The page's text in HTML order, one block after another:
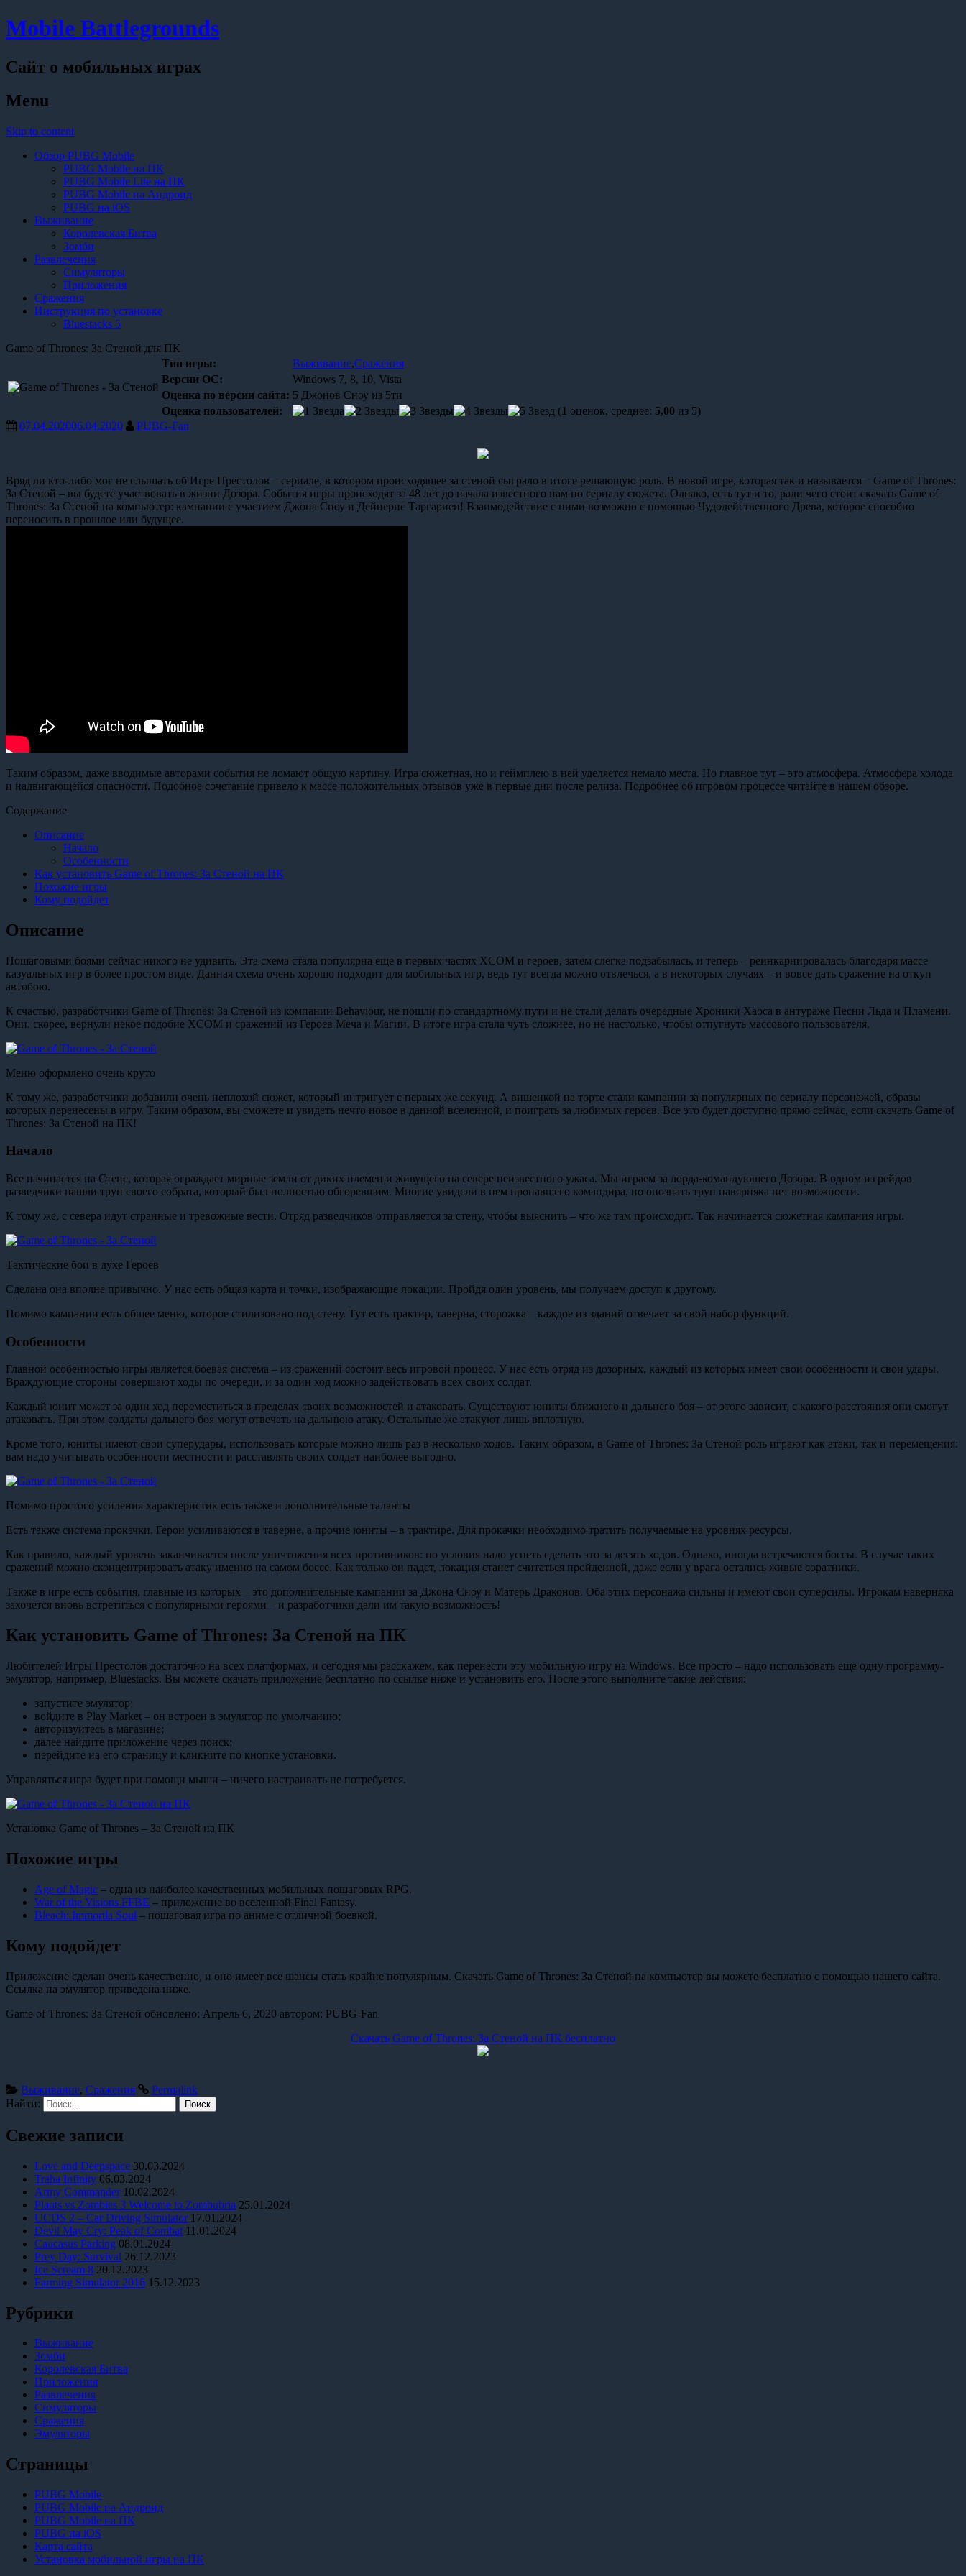
Mobile Battlegrounds
Сайт о мобильных играх
Menu
Skip to content
Обзор PUBG Mobile
PUBG Mobile на ПК
PUBG Mobile Lite на ПК
PUBG Mobile на Андроид
PUBG на iOS
Выживание
Королевская Битва
Зомби
Развлечения
Симуляторы
Приложения
Сражения
Инструкция по установке
Bluestacks 5
Game of Thrones: За Стеной для ПК
Тип игры:
Выживание,Сражения
Версии OC:
Windows 7, 8, 10, Vista
Оценка по версии сайта: 5 Джонов Сноу из 5ти
Оценка пользователей:
(1 оценок, среднее: 5,00 из 5)
07.04.202006.04.2020 PUBG-Fan
Вряд ли кто-либо мог не слышать об Игре Престолов – сериале, в котором происходящее за стеной сыграло в итоге решающую роль. В новой игре, которая так и называется – Game of Thrones:
За Стеной – вы будете участвовать в жизни Дозора. События игры происходят за 48 лет до начала известного нам по сериалу сюжета. Однако, есть тут и то, ради чего стоит скачать Game of
Thrones: За Стеной на компьютер: кампании с участием Джона Сноу и Дейнерис Таргариен! Взаимодействие с ними возможно с помощью Чудодейственного Древа, которое способно
переносить в прошлое или будущее.
Таким образом, даже вводимые авторами события не ломают общую картину. Игра сюжетная, но и геймплею в ней уделяется немало места. Но главное тут – это атмосфера. Атмосфера холода
и надвигающейся опасности. Подобное сочетание привело к массе положительных отзывов уже в первые дни после релиза. Подробнее об игровом процессе читайте в нашем обзоре.
Содержание
Описание
Начало
Особенности
Как установить Game of Thrones: За Стеной на ПК
Похожие игры
Кому подойдет
Описание
Пошаговыми боями сейчас никого не удивить. Эта схема стала популярна еще в первых частях XCOM и героев, затем слегка подзабылась, и теперь – реинкарнировалась благодаря массе
казуальных игр в более простом виде. Данная схема очень хорошо подходит для мобильных игр, ведь тут всегда можно отвлечься, а в некоторых случаях – и вовсе дать сражение на откуп
автобою.
К счастью, разработчики Game of Thrones: За Стеной из компании Behaviour, не пошли по стандартному пути и не стали делать очередные Хроники Хаоса в антураже Песни Льда и Пламени.
Они, скорее, вернули некое подобие XCOM и сражений из Героев Меча и Магии. В итоге игра стала чуть сложнее, но не настолько, чтобы отпугнуть массового пользователя.
Меню оформлено очень круто
К тому же, разработчики добавили очень неплохой сюжет, который интригует с первых же секунд. А вишенкой на торте стали кампании за популярных по сериалу персонажей, образы
которых перенесены в игру. Таким образом, вы сможете и увидеть нечто новое в данной вселенной, и поиграть за любимых героев. Все это будет доступно прямо сейчас, если скачать Game of
Thrones: За Стеной на ПК!
Начало
Все начинается на Стене, которая ограждает мирные земли от диких племен и живущего на севере неизвестного ужаса. Мы играем за лорда-командующего Дозора. В одном из рейдов
разведчики нашли труп своего собрата, который был полностью обгоревшим. Многие увидели в нем пропавшего командира, но опознать труп наверняка нет возможности.
К тому же, с севера идут странные и тревожные вести. Отряд разведчиков отправляется за стену, чтобы выяснить – что же там происходит. Так начинается сюжетная кампания игры.
Тактические бои в духе Героев
Сделана она вполне привычно. У нас есть общая карта и точки, изображающие локации. Пройдя один уровень, мы получаем доступ к другому.
Помимо кампании есть общее меню, которое стилизовано под стену. Тут есть трактир, таверна, сторожка – каждое из зданий отвечает за свой набор функций.
Особенности
Главной особенностью игры является боевая система – из сражений состоит весь игровой процесс. У нас есть отряд из дозорных, каждый из которых имеет свои особенности и свои удары.
Враждующие стороны совершают ходы по очереди, и за один ход можно задействовать всех своих солдат.
Каждый юнит может за один ход переместиться в пределах своих возможностей и атаковать. Существуют юниты ближнего и дальнего боя – от этого зависит, с какого расстояния они смогут
атаковать. При этом солдаты дальнего боя могут отвечать на дальнюю атаку. Остальные же атакуют лишь вплотную.
Кроме того, юниты имеют свои суперудары, использовать которые можно лишь раз в несколько ходов. Таким образом, в Game of Thrones: За Стеной роль играют как атаки, так и перемещения:
вам надо учитывать особенности местности и расставлять своих солдат наиболее выгодно.
Помимо простого усиления характеристик есть также и дополнительные таланты
Есть также система прокачки. Герои усиливаются в таверне, а прочие юниты – в трактире. Для прокачки необходимо тратить получаемые на уровнях ресурсы.
Как правило, каждый уровень заканчивается после уничтожения всех противников: по условия надо успеть сделать это за десять ходов. Однако, иногда встречаются боссы. В случае таких
сражений можно сконцентрировать атаку именно на самом боссе. Как только он падет, локация станет считаться пройденной, даже если у врага остались живые соратники.
Также в игре есть события, главные из которых – это дополнительные кампании за Джона Сноу и Матерь Драконов. Оба этих персонажа сильны и имеют свои суперсилы. Игрокам наверняка
захочется вновь встретиться с популярными героями – и разработчики дали им такую возможность!
Как установить Game of Thrones: За Стеной на ПК
Любителей Игры Престолов достаточно на всех платформах, и сегодня мы расскажем, как перенести эту мобильную игру на Windows. Все просто – надо использовать еще одну программу-
эмулятор, например, Bluestacks. Вы можете скачать приложение бесплатно по ссылке ниже и установить его. После этого выполните такие действия:
запустите эмулятор;
войдите в Play Market – он встроен в эмулятор по умолчанию;
авторизуйтесь в магазине;
далее найдите приложение через поиск;
перейдите на его страницу и кликните по кнопке установки.
Управляться игра будет при помощи мыши – ничего настраивать не потребуется.
Установка Game of Thrones – За Стеной на ПК
Похожие игры
Age of Magic – одна из наиболее качественных мобильных пошаговых RPG.
War of the Visions FFBE – приложение во вселенной Final Fantasy.
Bleach: Immortla Soul – пошаговая игра по аниме с отличной боевкой.
Кому подойдет
Приложение сделан очень качественно, и оно имеет все шансы стать крайне популярным. Скачать Game of Thrones: За Стеной на компьютер вы можете бесплатно с помощью нашего сайта.
Ссылка на эмулятор приведена ниже.
Game of Thrones: За Стеной обновлено: Апрель 6, 2020 автором: PUBG-Fan
Скачать Game of Thrones: За Стеной на ПК бесплатно
Выживание, Сражения
Permalink
Найти:
Свежие записи
Love and Deepspace 30.03.2024
Traha Infinity 06.03.2024
Army Commander 10.02.2024
Plants vs Zombies 3 Welcome to Zombubria 25.01.2024
UCDS 2 – Car Driving Simulator 17.01.2024
Devil May Cry: Peak of Combat 11.01.2024
Caucasus Parking 08.01.2024
Prey Day: Survival 26.12.2023
Ice Scream 8 20.12.2023
Farming Simulator 2016 15.12.2023
Рубрики
Выживание
Зомби
Королевская Битва
Приложения
Развлечения
Симуляторы
Сражения
Эмуляторы
Страницы
PUBG Mobile
PUBG Mobile на Андроид
PUBG Mobile на ПК
PUBG на iOS
Карта сайта
Установка мобильной игры на ПК